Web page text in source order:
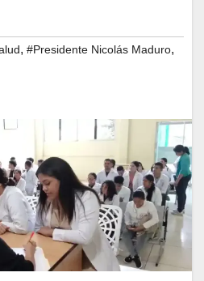
, #Presidente Nicolás Maduro,